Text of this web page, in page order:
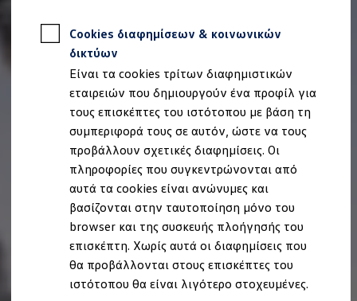
Cookies διαφημίσεων & κοινωνικών
δικτύων
Είναι τα cookies τρίτων διαφημιστικών
εταιρειών που δημιουργούν ένα προφίλ για
τους επισκέπτες του ιστότοπου με βάση τη
συμπεριφορά τους σε αυτόν, ώστε να τους
προβάλλουν σχετικές διαφημίσεις. Οι
πληροφορίες που συγκεντρώνονται από
αυτά τα cookies είναι ανώνυμες και
βασίζονται στην ταυτοποίηση μόνο του
browser και της συσκευής πλοήγησής του
επισκέπτη. Χωρίς αυτά οι διαφημίσεις που
θα προβάλλονται στους επισκέπτες του
ιστότοπου θα είναι λιγότερο στοχευμένες.
Εφαρμογές Volkswagen, σύνδεση και
Σύνδεση κινητού τηλεφώνου και οχήματος
We Charge - Υπηρεσία Φόρτισης
Πληροφορίες Πελάτη
Ανακύκλωση & Επιστροφή
Ανακλήσεις ασφαλείας και Τεχνικά μέτρα
Προειδοποιητικές και ενδεικτικές λυχνίες
Eνημερώσεις λογισμικού
Digital Manual - Ψηφιακό εγχειρίδιο
XTL diesel fuel
Υπηρεσίες Volkswagen
Υπηρεσίες Volkswagen Click@Service
Pick Up & Delivery
Φροντίδα Clean Plus
Επαγγελματικά Οχήματα Volkswagen
Συντήρηση & Επισκευή Επαγγελματικών
Σημαντικές πληροφορίες
Εγγύηση Επαγγελματικών Volkswagen